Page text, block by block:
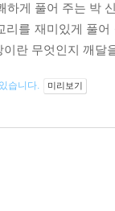
하게 풀어 주는 박
리를 재미있게 풀
란 무엇인지 깨달
습니다. 미리보기